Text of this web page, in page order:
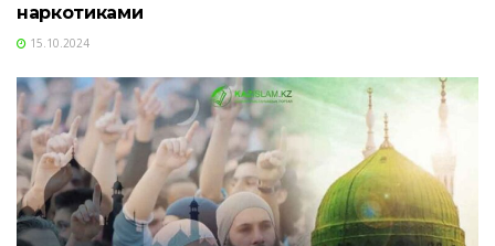
наркотиками
15.10.2024